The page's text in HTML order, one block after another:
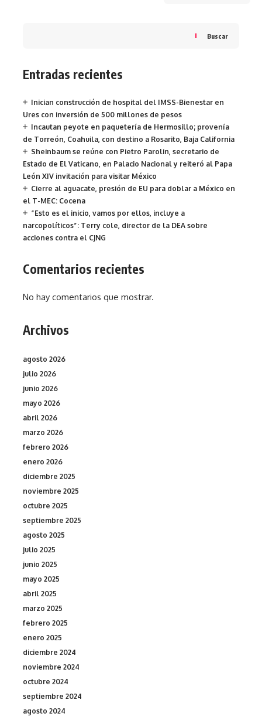
Buscar
Entradas recientes
Inician construcción de hospital del IMSS-Bienestar en
Ures con inversión de 500 millones de pesos
Incautan peyote en paquetería de Hermosillo; provenía
de Torreón, Coahuila, con destino a Rosarito, Baja California
Sheinbaum se reúne con Pietro Parolin, secretario de
Estado de El Vaticano, en Palacio Nacional y reiteró al Papa
León XIV invitación para visitar México
Cierre al aguacate, presión de EU para doblar a México en
el T-MEC: Cocena
“Esto es el inicio, vamos por ellos, incluye a
narcopolíticos”: Terry cole, director de la DEA sobre
acciones contra el CJNG
Comentarios recientes
No hay comentarios que mostrar.
Archivos
agosto 2026
julio 2026
junio 2026
mayo 2026
abril 2026
marzo 2026
febrero 2026
enero 2026
diciembre 2025
noviembre 2025
octubre 2025
septiembre 2025
agosto 2025
julio 2025
junio 2025
mayo 2025
abril 2025
marzo 2025
febrero 2025
enero 2025
diciembre 2024
noviembre 2024
octubre 2024
septiembre 2024
agosto 2024